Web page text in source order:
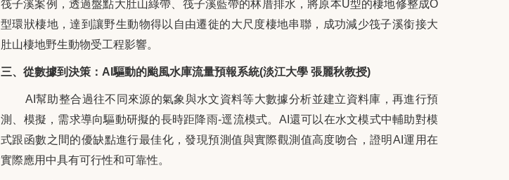
筏子溪案例，透過盤點大肚山綠帶、筏子溪藍帶的林厝排水，將原本U型的棲地修整成O
型環狀棲地，達到讓野生動物得以自由遷徙的大尺度棲地串聯，成功減少筏子溪銜接大
肚山棲地野生動物受工程影響。
三、從數據到決策：AI驅動的颱風水庫流量預報系統(淡江大學 張麗秋教授)
AI 幫助整合過往不同來源的氣象與水文資料等大數據分析並建立資料庫，再進行預
測、模擬，需求導向驅動研擬的長時距降雨-逕流模式。AI還可以在水文模式中輔助對模
式跟函數之間的優缺點進行最佳化，發現預測值與實際觀測值高度吻合，證明AI運用在
實際應用中具有可行性和可靠性。